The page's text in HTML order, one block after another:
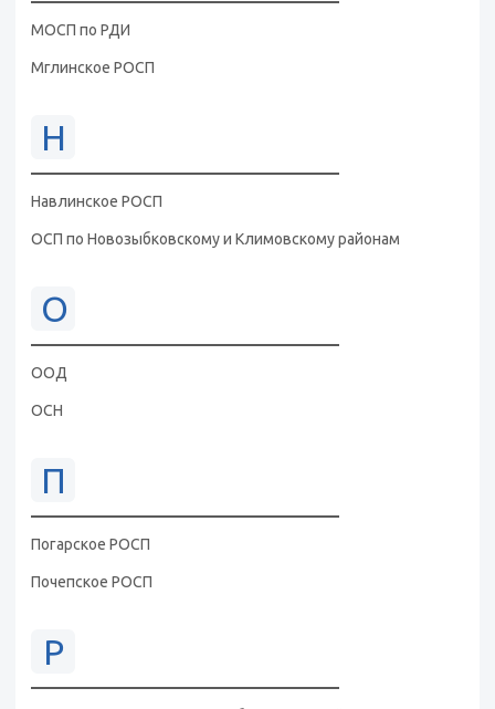
МОСП по РДИ
Мглинское РОСП
Н
Навлинское РОСП
ОСП по Новозыбковскому и Климовскому районам
О
ООД
ОСН
П
Погарское РОСП
Почепское РОСП
Р